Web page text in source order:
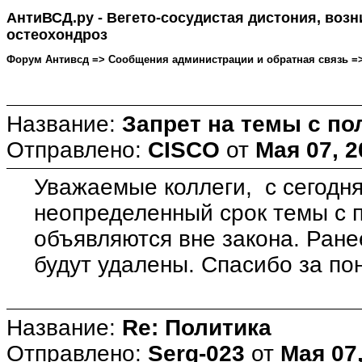
АнтиВСД.ру - Вегето-сосудистая дистония,
остеохондроз
Форум Антивсд => Сообщения администрации и обратная связь
Название: Запрет на темы с
Отправлено: CISCO от Мая 07,
Уважаемые коллеги, с
неопределенный срок темы с
объявляются вне закона.
будут удалены. Спасибо за
Название: Re: Политика
Отправлено: Serg-023 от Мая